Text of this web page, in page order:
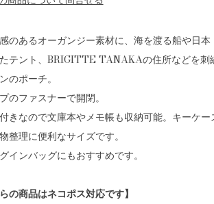
のあるオーガンジー素材に、海を渡る船や日
テント、BRIGITTE TANAKAの住所などを刺
のポーチ。
のファスナーで開閉。
きなので文庫本やメモ帳も収納可能。キーケ
整理に便利なサイズです。
インバッグにもおすすめです。
の商品はネコポス対応です】